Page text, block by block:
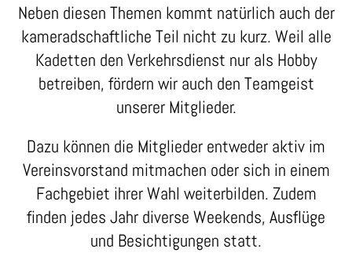
Neben diesen Themen kommt natürlich auch der
kameradschaftliche Teil nicht zu kurz. Weil alle
Kadetten den Verkehrsdienst nur als Hobby
betreiben, fördern wir auch den Teamgeist
unserer Mitglieder.
Dazu können die Mitglieder entweder aktiv im
Vereinsvorstand mitmachen oder sich in einem
Fachgebiet ihrer Wahl weiterbilden. Zudem
finden jedes Jahr diverse Weekends, Ausflüge
und Besichtigungen statt.